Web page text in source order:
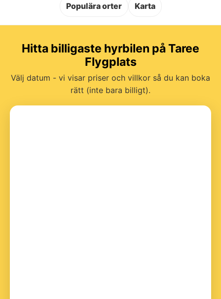
Populära orter Karta
Hitta billigaste hyrbilen på Taree
Flygplats
Välj datum - vi visar priser och villkor så du kan boka
rätt (inte bara billigt).